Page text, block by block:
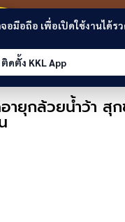
ขอนแก่น
ลิงก์
ายุกล้วยน้ำว้า สุ
อมือถือ เพื่อเปิดใช้งานได้ร
ติดตั้ง KKL App